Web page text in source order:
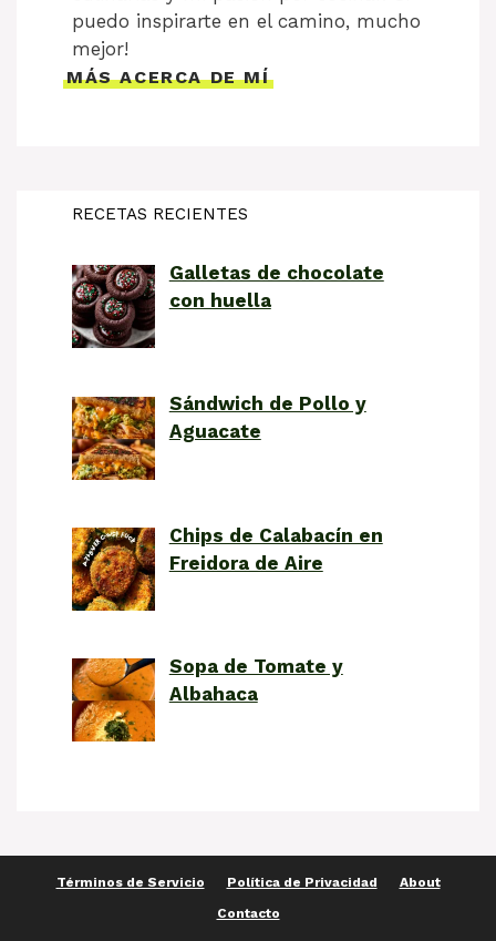
puedo inspirarte en el camino, mucho
mejor!
MÁS ACERCA DE MÍ
RECETAS RECIENTES
Galletas de chocolate
con huella
Sándwich de Pollo y
Aguacate
Chips de Calabacín en
Freidora de Aire
Sopa de Tomate y
Albahaca
Términos de Servicio Política de Privacidad
About
Contacto